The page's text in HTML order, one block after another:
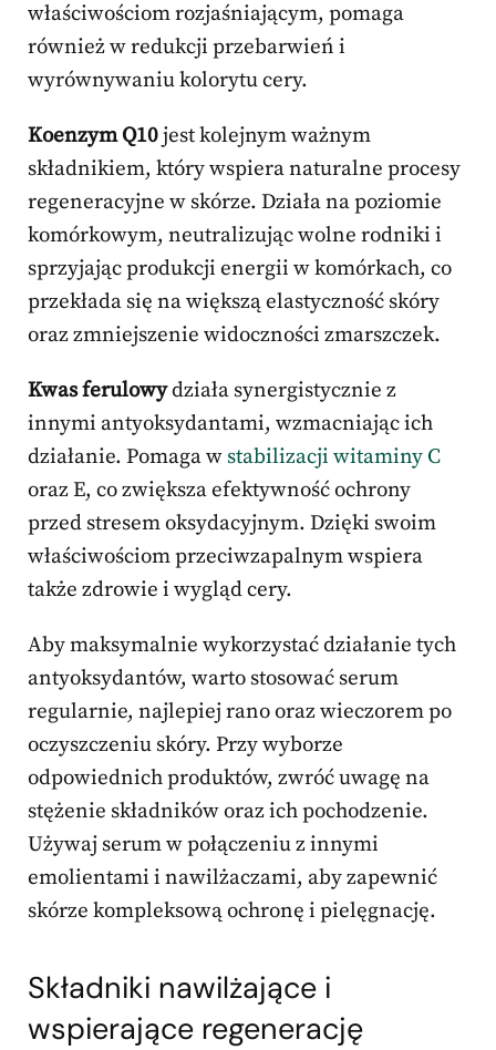
właściwościom rozjaśniającym, pomaga
również w redukcji przebarwień i
wyrównywaniu kolorytu cery.
Koenzym Q10jest kolejnym ważnym
składnikiem, który wspiera naturalne procesy
regeneracyjne w skórze. Działa na poziomie
komórkowym, neutralizując wolne rodniki i
sprzyjając produkcji energii w komórkach, co
przekłada się na większą elastyczność skóry
oraz zmniejszenie widoczności zmarszczek.
Kwas ferulowydziała synergistycznie z
innymi antyoksydantami, wzmacniając ich
działanie. Pomaga w stabilizacji witaminy C
oraz E, co zwiększa efektywność ochrony
przed stresem oksydacyjnym. Dzięki swoim
właściwościom przeciwzapalnym wspiera
także zdrowie i wygląd cery.
Aby maksymalnie wykorzystać działanie tych
antyoksydantów, warto stosować serum
regularnie, najlepiej rano oraz wieczorem po
oczyszczeniu skóry. Przy wyborze
odpowiednich produktów, zwróć uwagę na
stężenie składników oraz ich pochodzenie.
Używaj serum w połączeniu z innymi
emolientami i nawilżaczami, aby zapewnić
skórze kompleksową ochronę i pielęgnację.
Składniki nawilżające i
wspierające regenerację